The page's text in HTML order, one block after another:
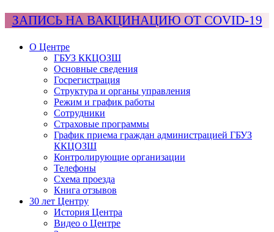
ЗАПИСЬ НА ВАКЦИНАЦИЮ ОТ COVID-19
О Центре
ГБУЗ ККЦОЗШ
Основные сведения
Госрегистрация
Структура и органы управления
Режим и график работы
Сотрудники
Страховые программы
График приема граждан администрацией ГБУЗ
ККЦОЗШ
Контролирующие организации
Телефоны
Схема проезда
Книга отзывов
30 лет Центру
История Центра
Видео о Центре